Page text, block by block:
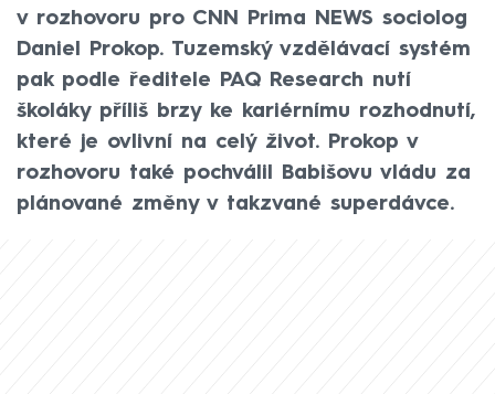
v rozhovoru pro CNN Prima NEWS sociolog
Daniel Prokop. Tuzemský vzdělávací systém
pak podle ředitele PAQ Research nutí
školáky příliš brzy ke kariérnímu rozhodnutí,
které je ovlivní na celý život. Prokop v
rozhovoru také pochválil Babišovu vládu za
plánované změny v takzvané superdávce.